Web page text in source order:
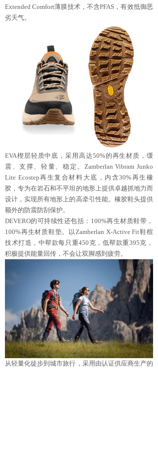
Extended Comfort薄膜技术，不含PFAS，有效抵御恶
劣天气。
EVA楔层轻质中底，采用高达50%的再生材质，缓
震、支撑、轻量、稳定。Zamberlan Vibram Junko
Lite Ecostep再生复合材料大底，内含30%再生橡
胶，专为在岩石和不平坦的地形上提供卓越抓地力而
设计，实现所有地形上的高牵引性能。橡胶鞋头提供
额外的防震防刮保护。
DEVERO的可持续性还包括：100%再生材质鞋带，
100%再生材质鞋垫。以Zamberlan X-Active Fit鞋楦
技术打造，中帮款每只重450克，低帮款重395克，
积极提供能量回传，不会让双脚感到疲劳。
从轻量化徒步到城市旅行，采用由认证供应商生产的